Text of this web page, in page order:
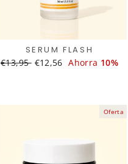
SERUM FLASH
Translation
€13,95 Translation
€12,56 Ahorra 10%
Oferta